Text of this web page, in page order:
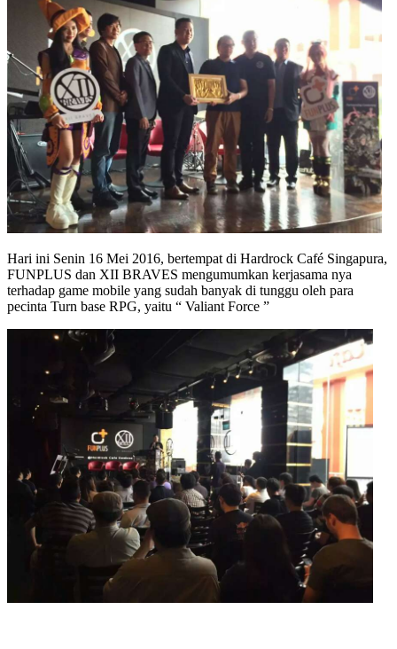
Hari ini Senin 16 Mei 2016, bertempat di Hardrock Café Singapura,
FUNPLUS dan XII BRAVES mengumumkan kerjasama nya
terhadap game mobile yang sudah banyak di tunggu oleh para
pecinta Turn base RPG, yaitu “ Valiant Force ”